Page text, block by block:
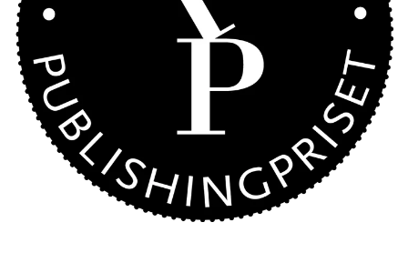
UTMÄRKELSER
ÖVRIGA FORMAT
KONTAKT
PRESSKONTAKT
PEER REVIEW-PROCESSEN